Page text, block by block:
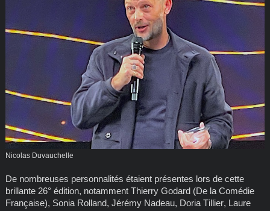
Nicolas Duvauchelle
De nombreuses personnalités étaient présentes lors de cette
brillante 26° édition, notamment Thierry Godard (De la Comédie
Française), Sonia Rolland, Jérémy Nadeau, Doria Tillier, Laure